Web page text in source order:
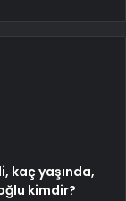
kaç yaşında,
kimdir?